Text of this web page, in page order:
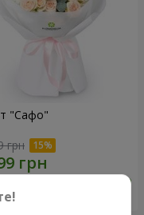
"Сафо"
грн